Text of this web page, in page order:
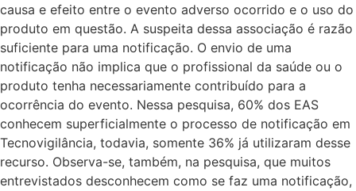
causa e efeito entre o evento adverso ocorrido e o uso do
produto em questão. A suspeita dessa associação é razão
suficiente para uma notificação. O envio de uma
notificação não implica que o profissional da saúde ou o
produto tenha necessariamente contribuído para a
ocorrência do evento. Nessa pesquisa, 60% dos EAS
conhecem superficialmente o processo de notificação em
Tecnovigilância, todavia, somente 36% já utilizaram desse
recurso. Observa-se, também, na pesquisa, que muitos
entrevistados desconhecem como se faz uma notificação,